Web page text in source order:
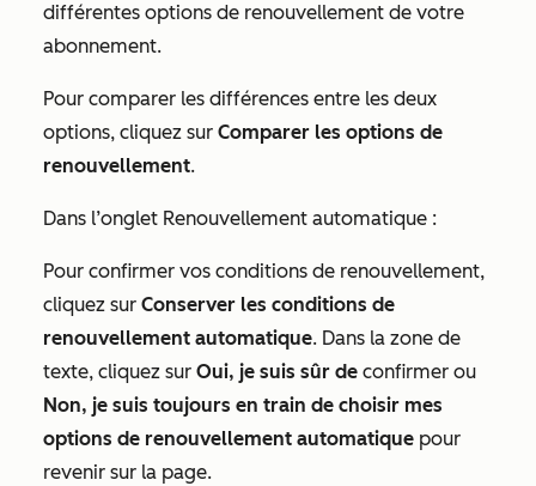
différentes options de renouvellement de votre
abonnement.
Pour comparer les différences entre les deux
options, cliquez sur Comparer les options de
renouvellement.
Dans l’onglet Renouvellement automatique :
Pour confirmer vos conditions de renouvellement,
cliquez sur Conserver les conditions de
renouvellement automatique. Dans la zone de
texte, cliquez sur Oui, je suis sûr de confirmer ou
Non, je suis toujours en train de choisir mes
options de renouvellement automatique pour
revenir sur la page.